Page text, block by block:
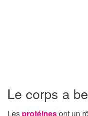
Le corps a
Les protéinesont un